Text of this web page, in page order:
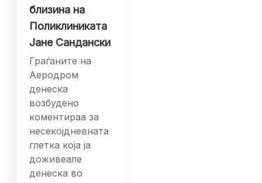
близина на
Поликлиниката
Јане Сандански
Граѓаните на
Аеродром
денеска
возбудено
коментираа за
несекојдневната
глетка која ја
доживеале
денеска во